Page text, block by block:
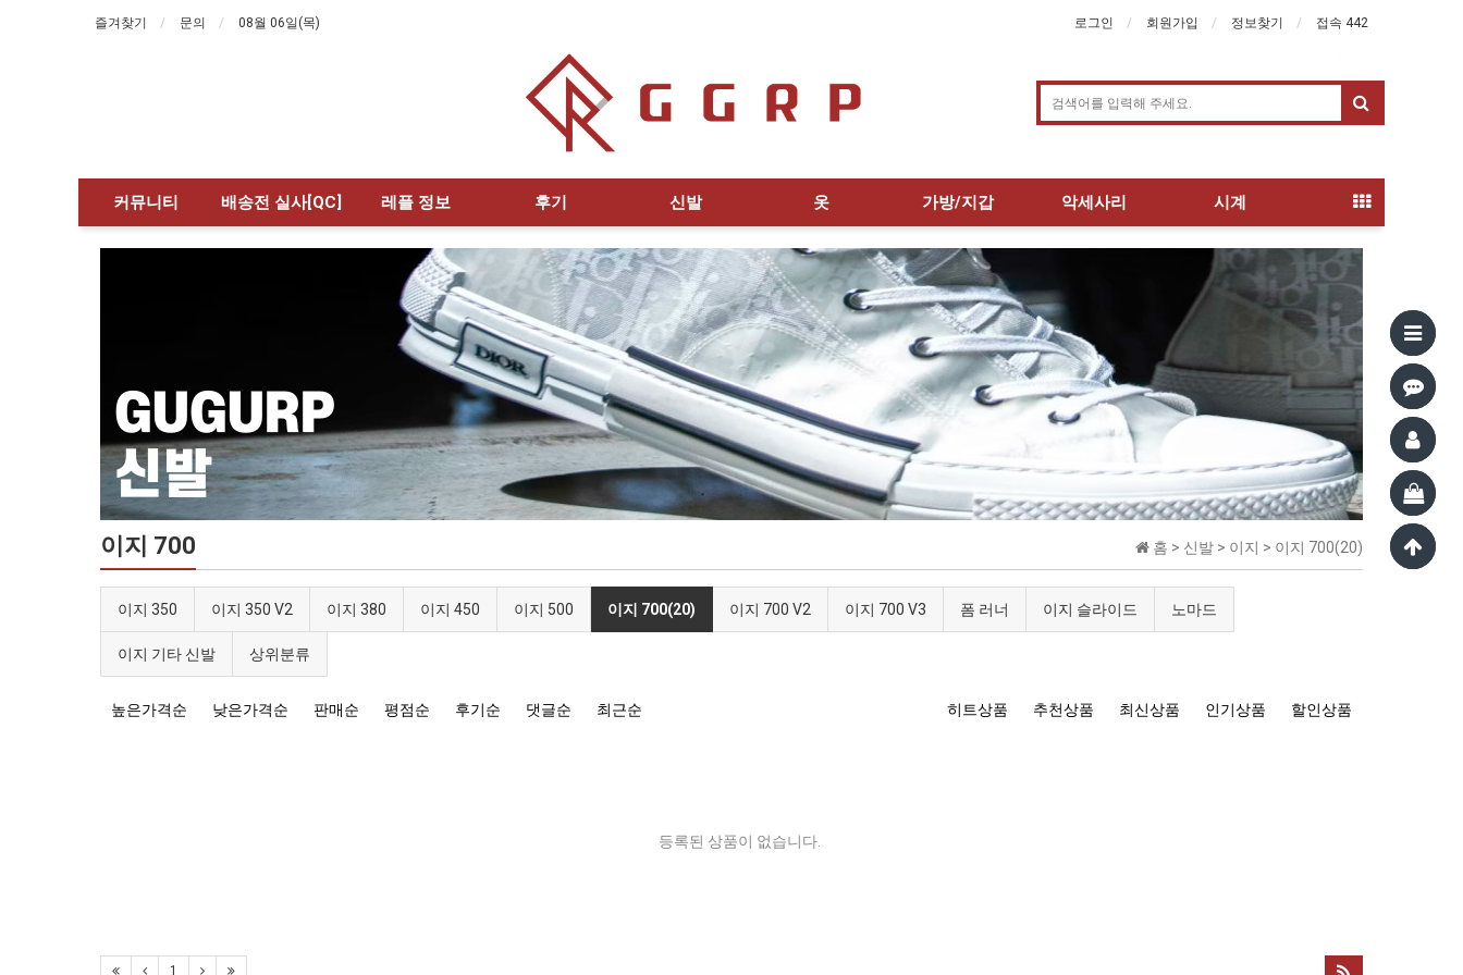
즐겨찾기 문의 08월 06일(목) 로그인 회원가입 정보찾기 접속 442
커뮤니티 배송전 실사[QC] 레플 정보 후기 신발 옷 가방/지갑 악세사리 시계
홈 > 신발 > 이지 > 이지 700(20)
이지 700
이지 350 이지 350 V2 이지 380 이지 450 이지 500 이지 700(20) 이지 700 V2 이지 700 V3 폼 러너 이지 슬라이드 노마드
이지 기타 신발 상위분류
높은가격순 낮은가격순 판매순 평점순 후기순 댓글순 최근순 히트상품 추천상품 최신상품 인기상품 할인상품
등록된 상품이 없습니다.
1